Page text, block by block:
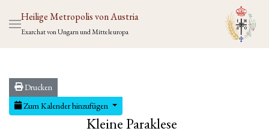
Heilige Metropolis von Austria
Exarchat von Ungarn und Mitteleuropa
Drucken
Zum Kalender hinzufügen
Kleine Paraklese